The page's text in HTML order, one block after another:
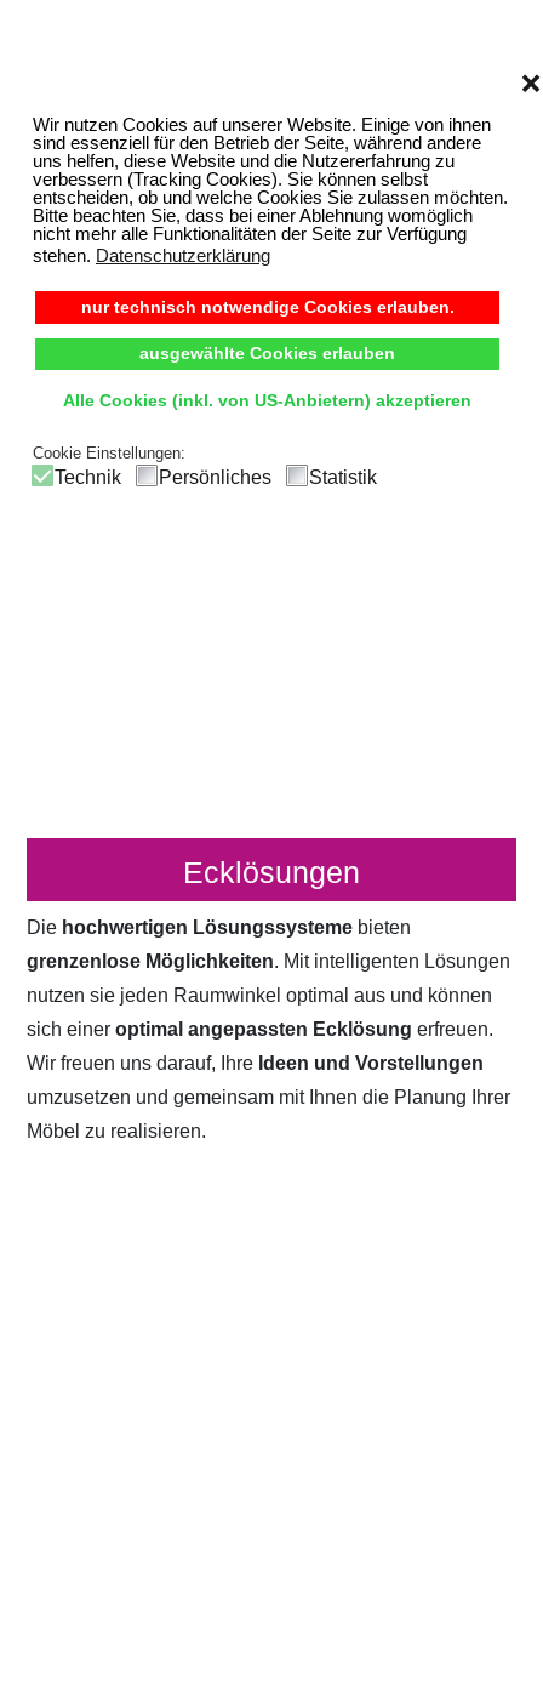
Wir nutzen Cookies auf unserer Website. Einige von ihnen
sind essenziell für den Betrieb der Seite, während andere
uns helfen, diese Website und die Nutzererfahrung zu
verbessern (Tracking Cookies). Sie können selbst
entscheiden, ob und welche Cookies Sie zulassen möchten.
Bitte beachten Sie, dass bei einer Ablehnung womöglich
nicht mehr alle Funktionalitäten der Seite zur Verfügung
stehen. Datenschutzerklärung
nur technisch notwendige Cookies erlauben.
ausgewählte Cookies erlauben
Alle Cookies (inkl. von US-Anbietern) akzeptieren
❌
Cookie Einstellungen:
Technik Persönliches Statistik
Ecklösungen
Die hochwertigen Lösungssysteme bieten
grenzenlose Möglichkeiten. Mit intelligenten Lösungen
nutzen sie jeden Raumwinkel optimal aus und können
sich eineroptimal angepassten Ecklösung erfreuen.
Wir freuen uns darauf, Ihre Ideen und Vorstellungen
umzusetzen und gemeinsam mit Ihnen die Planung Ihrer
Möbel zu realisieren.